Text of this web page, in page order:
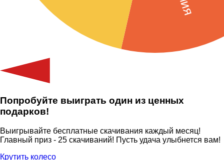
Попробуйте выиграть один из ценных
подарков!
Выигрывайте бесплатные скачивания каждый месяц!
Главный приз - 25 скачиваний! Пусть удача улыбнется вам!
Крутить колесо